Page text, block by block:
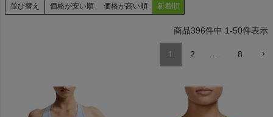
並び替え 価格が安い順 価格が高い順 新着順
396件中 1-50件表示
1 2 … 8